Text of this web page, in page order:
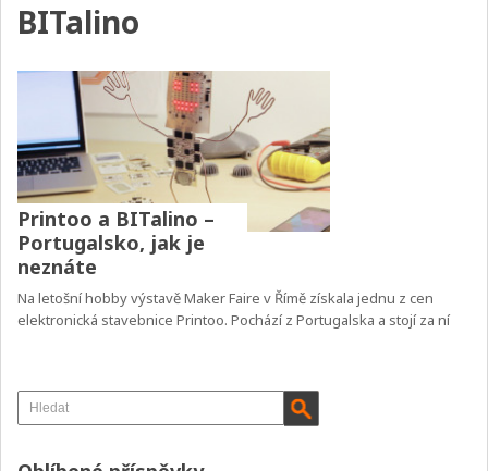
BITalino
Printoo a BITalino –
Portugalsko, jak je
neznáte
Na letošní hobby výstavě Maker Faire v Římě získala jednu z cen
elektronická stavebnice Printoo. Pochází z Portugalska a stojí za ní